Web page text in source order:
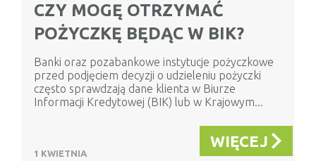
CZY MOGĘ OTRZYMAĆ
POŻYCZKĘ BĘDĄC W BIK?
Banki oraz pozabankowe instytucje pożyczkowe
przed podjęciem decyzji o udzieleniu pożyczki
często sprawdzają dane klienta w Biurze
Informacji Kredytowej (BIK) lub w Krajowym...
1 KWIETNIA
WIĘCEJ